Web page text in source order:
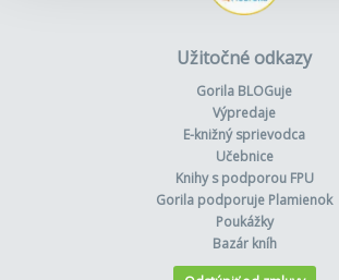
Užitočné odkazy
Gorila BLOGuje
Výpredaje
E-knižný sprievodca
Učebnice
Knihy s podporou FPU
Gorila podporuje Plamienok
Poukážky
Bazár kníh